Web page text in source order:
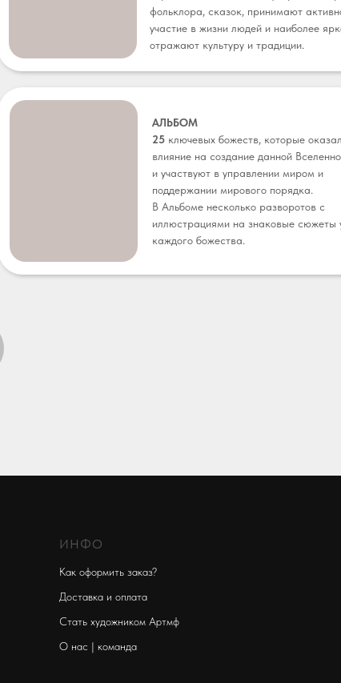
фольклора, сказок, принимают
участие в жизни людей и наиболее
отражают культуру и традиции.
АЛЬБОМ
25 ключевых божеств, которые
влияние на создание данной
и участвуют в управлении миром и
поддержании мирового порядка.
В Альбоме несколько разворотов с
иллюстрациями на знаковые сюжеты
каждого божества.
ИНФО
Как оформить заказ?
Доставка и оплата
Стать художником Артмф
О нас | команда